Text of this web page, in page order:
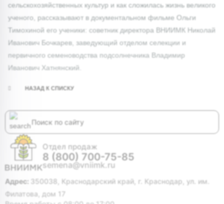
сельскохозяйственных культур и как сложилась жизнь великого
ученого, рассказывают в документальном фильме Ольги
Тимохиной его ученики: советник директора ВНИИМК Николай
Иванович Бочкарев, заведующий отделом селекции и
первичного семеноводства подсолнечника Владимир
Иванович Хатнянский.
НАЗАД К СПИСКУ
Отдел продаж
8 (800) 700-75-85
semena@vniimk.ru
Адрес: 350038, Краснодарский край, г. Краснодар, ул. им.
Филатова, дом 17